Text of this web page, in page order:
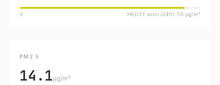
0 HKDYY sınırı (24h): 50 µg/m³
PM2.5
14.1 µg/m³